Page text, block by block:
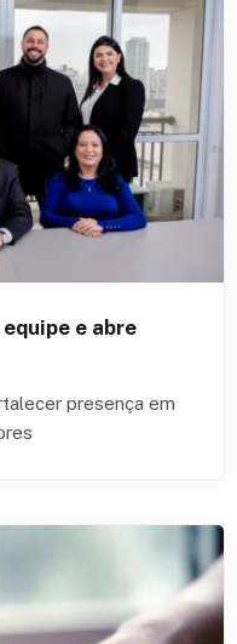
e abre
presença em